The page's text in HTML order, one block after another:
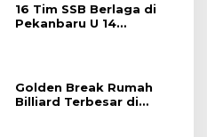
16 Tim SSB Berlaga di
Pekanbaru U 14
Golden Break Rumah
Billiard Terbesar di